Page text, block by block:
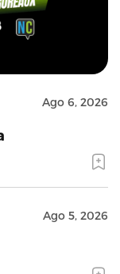
Ago 6, 2026
Ago 5, 2026